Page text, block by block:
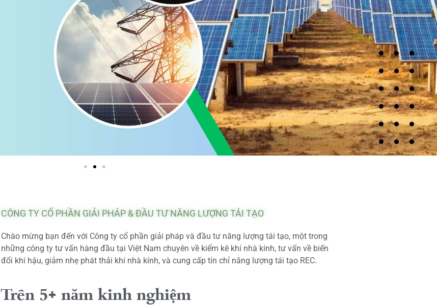
CÔNG TY CỔ PHẦN GIẢI PHÁP & ĐẦU TƯ NĂNG LƯỢNG TÁI TẠO
Chào mừng bạn đến với Công ty cổ phần giải pháp và đầu tư năng lượng tái tạo, một trong
những công ty tư vấn hàng đầu tại Việt Nam chuyên về kiểm kê khí nhà kính, tư vấn về biến
đổi khí hậu, giảm nhẹ phát thải khí nhà kính, và cung cấp tín chỉ năng lượng tái tạo REC.
Trên 5+ năm kinh nghiệm